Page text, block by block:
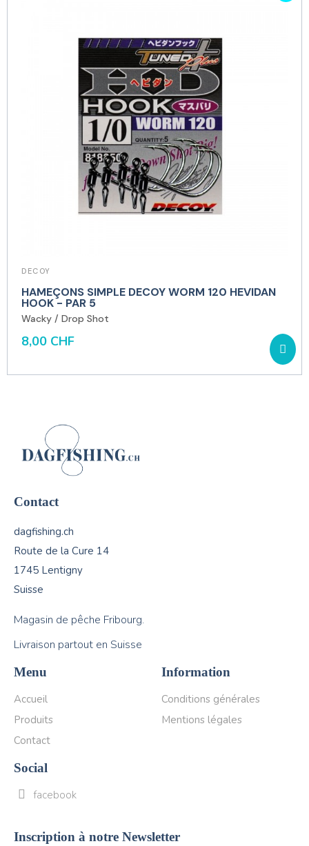
DECOY
HAMEÇONS SIMPLE DECOY WORM 120 HEVIDAN
HOOK - PAR 5
Wacky / Drop Shot
8,00 CHF
Contact
dagfishing.ch
Route de la Cure 14
1745 Lentigny
Suisse
Magasin de pêche Fribourg.
Livraison partout en Suisse
Menu
Accueil
Produits
Contact
Information
Conditions générales
Mentions légales
Social
facebook
Inscription à notre Newsletter